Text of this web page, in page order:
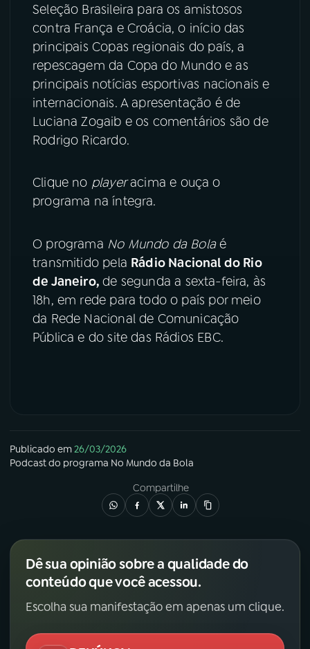
ACOMPANHE A RÁDIO NACIONAL
YouTube Facebook
Instagram X
TikTok
Seleção Brasileira para os amistosos
contra França e Croácia, o início das
principais Copas regionais do país, a
repescagem da Copa do Mundo e as
principais notícias esportivas nacionais e
internacionais. A apresentação é de
Luciana Zogaib e os comentários são de
Rodrigo Ricardo.
Clique no playeracima e ouça o
programa na íntegra.
O programa No Mundo da Bolaé
transmitido pela Rádio Nacional do Rio
de Janeiro,de segunda a sexta-feira, às
18h, em rede para todo o país por meio
da Rede Nacional de Comunicação
Pública e do site das Rádios EBC.
Publicado em26/03/2026
Podcastdo programa No Mundo da Bola
Compartilhe
Dê sua opinião sobre a qualidade do
conteúdo que você acessou.
Escolha sua manifestação em apenas um clique.